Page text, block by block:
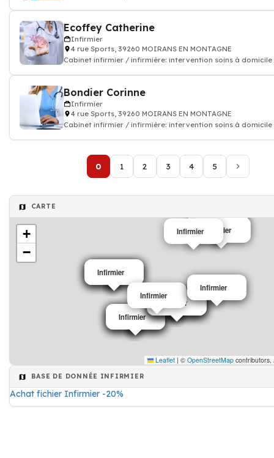
Ecoffey Catherine
Infirmier
4 rue Sports, 39260 MOIRANS EN MONTAGNE
Cabinet infirmier / infirmière: intervention soins à domicile
Bondier Corinne
Infirmier
4 rue Sports, 39260 MOIRANS EN MONTAGNE
Cabinet infirmier / infirmière: intervention soins à domicile
0 1 2 3 4 5
CARTE
Infirmier
Infirmier
Infirmier
Infirmier
Infirmier
Infirmier
Infirmier
Infirmier
Infirmier
Infirmier
Infirmier
Infirmier
Infirmier
Infirmier
Infirmier
Infirmier
Infirmier
Infirmier
Infirmier
Infirmier
+
−
Leaflet | © OpenStreetMap contributors,
BASE DE DONNÉE INFIRMIER
Achat fichier Infirmier -20%